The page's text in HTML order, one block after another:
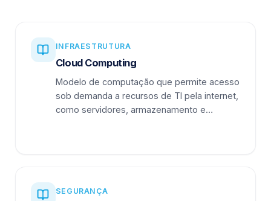
INFRAESTRUTURA
Cloud Computing
Modelo de computação que permite acesso
sob demanda a recursos de TI pela internet,
como servidores, armazenamento e
SEGURANÇA